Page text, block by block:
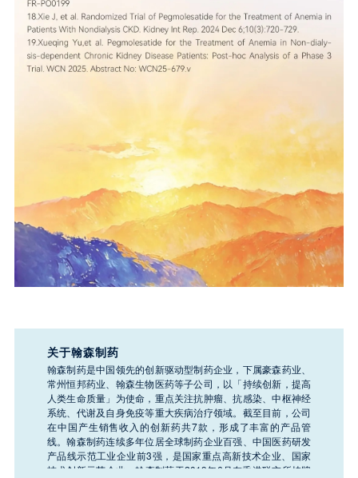
关于翰森制药
翰森制药是中国领先的创新驱动型制药企业，下属豪森药业、
常州恒邦药业、翰森生物医药等子公司，以「持续创新，提高
人类生命质量」为使命，重点关注抗肿瘤、抗感染、中枢神经
系统、代谢及自身免疫等重大疾病治疗领域。截至目前，公司
在中国产生销售收入的创新药共7款，形成了丰富的产品管
线。翰森制药连续多年位居全球制药企业百强、中国医药研发
产品线示范工业企业前3强，是国家重点高新技术企业、国家
技术创新示范企业。翰森制药于2019年6月在香港联交所挂牌